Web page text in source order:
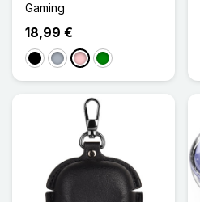
Gaming
18,99 €
NoirGris RoseVert